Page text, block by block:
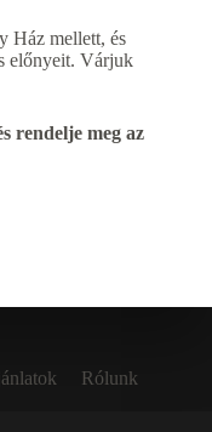
Ház mellett, és
előnyeit. Várjuk
rendelje meg az
Rólunk